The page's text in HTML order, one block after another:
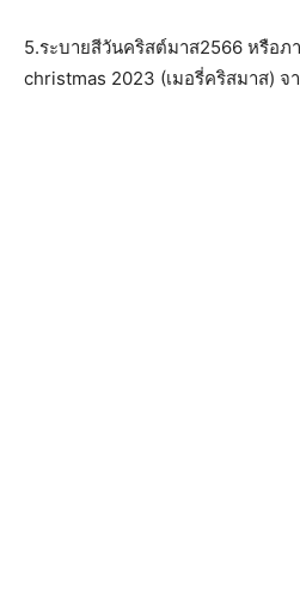
5.ระบายสีวันคริสต์มาส2566 หรือ
christmas 2023 (เมอรี่คริสมาส) จ